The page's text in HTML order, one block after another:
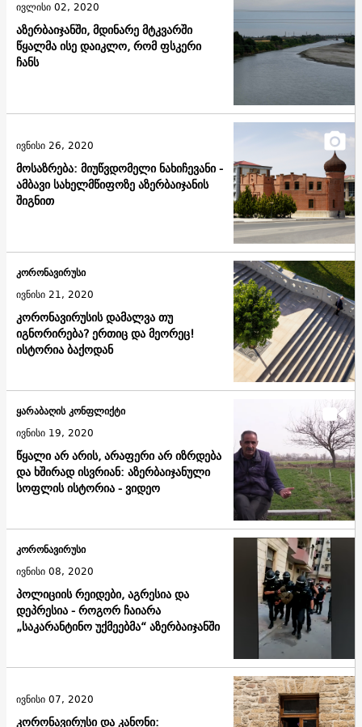
აზერბაიჯანში, მდინარე მტკვარში
წყალმა ისე დაიკლო, რომ ფსკერი
ჩანს
ივლისი 02, 2020
მოსაზრება: მიუწვდომელი ნახიჩევანი -
ამბავი სახელმწიფოზე აზერბაიჯანის
შიგნით
ივნისი 26, 2020
კორონავირუსის დამალვა თუ
იგნორირება? ერთიც და მეორეც!
ისტორია ბაქოდან
კორონავირუსი
ივნისი 21, 2020
წყალი არ არის, არაფერი არ იზრდება
და ხშირად ისვრიან: აზერბაიჯანული
სოფლის ისტორია - ვიდეო
ყარაბაღის კონფლიქტი
ივნისი 19, 2020
პოლიციის რეიდები, აგრესია და
დეპრესია - როგორ ჩაიარა
„საკარანტინო უქმეებმა“ აზერბაიჯანში
კორონავირუსი
ივნისი 08, 2020
კორონავირუსი და კანონი:
ივნისი 07, 2020